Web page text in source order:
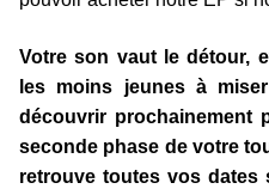
Votre son vaut le détour,
les moins jeunes à
découvrir prochainement
seconde phase de votre
retrouve toutes vos dates